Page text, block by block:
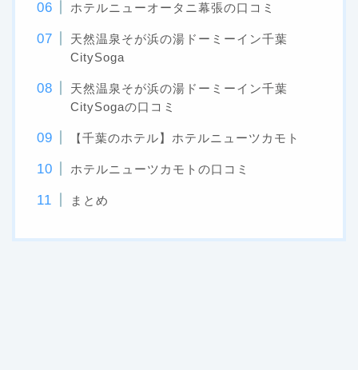
ホテルニューオータニ幕張の口コミ
天然温泉そが浜の湯ドーミーイン千葉
CitySoga
天然温泉そが浜の湯ドーミーイン千葉
CitySogaの口コミ
【千葉のホテル】ホテルニューツカモト
ホテルニューツカモトの口コミ
まとめ